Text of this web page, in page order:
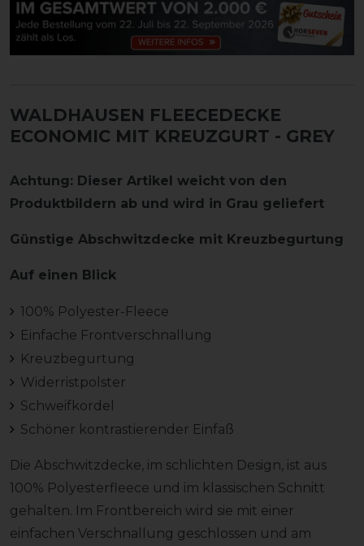
WALDHAUSEN FLEECEDECKE
ECONOMIC MIT KREUZGURT - GREY
Achtung: Dieser Artikel weicht von den
Produktbildern ab und wird in Grau geliefert
Günstige Abschwitzdecke mit Kreuzbegurtung
Auf einen Blick
100% Polyester-Fleece
Einfache Frontverschnallung
Kreuzbegurtung
Widerristpolster
Schweifkordel
Schöner kontrastierender Einfaß
Die Abschwitzdecke, im schlichten Design, ist aus
100% Polyesterfleece und im klassischen Schnitt
gehalten. Im Frontbereich wird sie mit einer
einfachen Verschnallung geschlossen und am